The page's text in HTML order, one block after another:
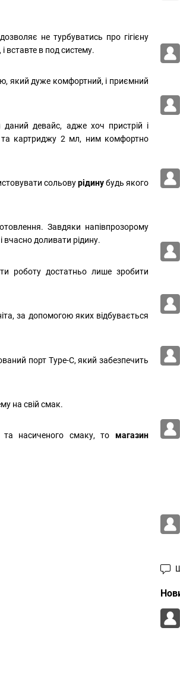
не турбуватись про гігієну
і вставте в под систему.
який дуже комфортний, і приємний
девайс, адже хоч пристрій і
картриджу 2 мл, ним комфортно
сольовурідинубудь якого
Завдяки напівпрозорому
вчасно доливати рідину.
роботу достатньо лише зробити
за допомогою яких відбувається
порт Type-C, який забезпечить
на свій смак.
та насиченого смаку, то магазин